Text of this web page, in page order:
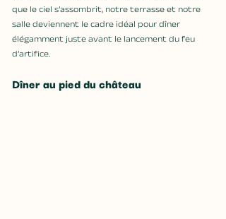
que le ciel s’assombrit, notre terrasse et notre
salle deviennent le cadre idéal pour dîner
élégamment juste avant le lancement du feu
d’artifice.
Dîner au pied du château